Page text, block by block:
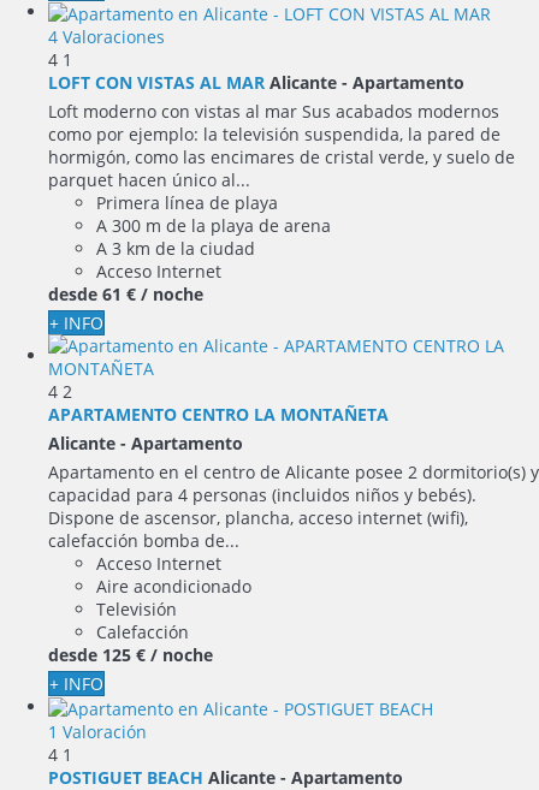
4 Valoraciones
4 1
LOFT CON VISTAS AL MAR Alicante - Apartamento
Loft moderno con vistas al mar Sus acabados modernos
como por ejemplo: la televisión suspendida, la pared de
hormigón, como las encimares de cristal verde, y suelo de
parquet hacen único al...
Primera línea de playa
A 300 m de la playa de arena
A 3 km de la ciudad
Acceso Internet
desde 61 € / noche
+ INFO
4 2
APARTAMENTO CENTRO LA MONTAÑETA
Alicante - Apartamento
Apartamento en el centro de Alicante posee 2 dormitorio(s) y
capacidad para 4 personas (incluidos niños y bebés).
Dispone de ascensor, plancha, acceso internet (wifi),
calefacción bomba de...
Acceso Internet
Aire acondicionado
Televisión
Calefacción
desde 125 € / noche
+ INFO
1 Valoración
4 1
POSTIGUET BEACH Alicante - Apartamento